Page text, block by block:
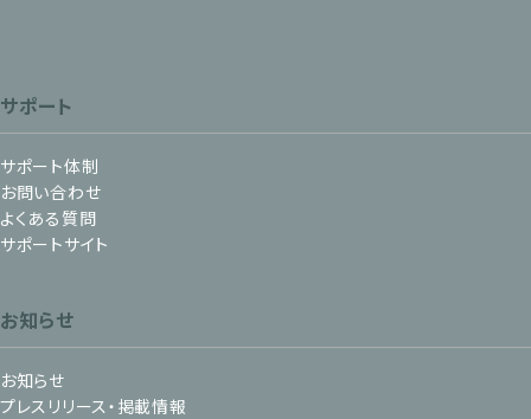
サポート
サポート体制
お問い合わせ
よくある質問
サポートサイト
お知らせ
お知らせ
プレスリリース・掲載情報